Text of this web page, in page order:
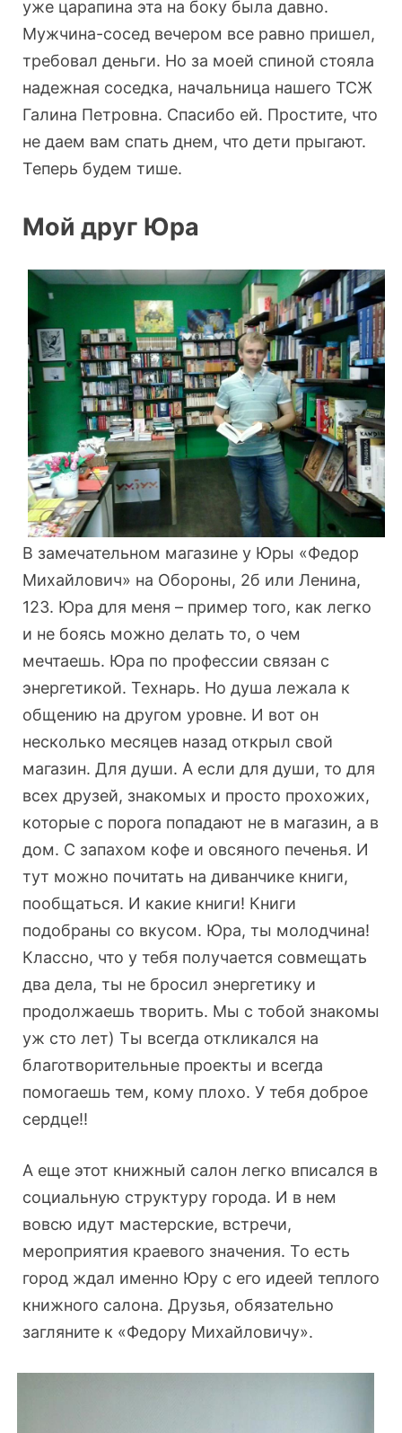
уже царапина эта на боку была давно.
Мужчина-сосед вечером все равно пришел,
требовал деньги. Но за моей спиной стояла
надежная соседка, начальница нашего ТСЖ
Галина Петровна. Спасибо ей. Простите, что
не даем вам спать днем, что дети прыгают.
Теперь будем тише.
Мой друг Юра
В замечательном магазине у Юры «Федор
Михайлович» на Обороны, 2б или Ленина,
123. Юра для меня – пример того, как легко
и не боясь можно делать то, о чем
мечтаешь. Юра по профессии связан с
энергетикой. Технарь. Но душа лежала к
общению на другом уровне. И вот он
несколько месяцев назад открыл свой
магазин. Для души. А если для души, то для
всех друзей, знакомых и просто прохожих,
которые с порога попадают не в магазин, а в
дом. С запахом кофе и овсяного печенья. И
тут можно почитать на диванчике книги,
пообщаться. И какие книги! Книги
подобраны со вкусом. Юра, ты молодчина!
Классно, что у тебя получается совмещать
два дела, ты не бросил энергетику и
продолжаешь творить. Мы с тобой знакомы
уж сто лет) Ты всегда откликался на
благотворительные проекты и всегда
помогаешь тем, кому плохо. У тебя доброе
сердце!!
А еще этот книжный салон легко вписался в
социальную структуру города. И в нем
вовсю идут мастерские, встречи,
мероприятия краевого значения. То есть
город ждал именно Юру с его идеей теплого
книжного салона. Друзья, обязательно
загляните к «Федору Михайловичу».